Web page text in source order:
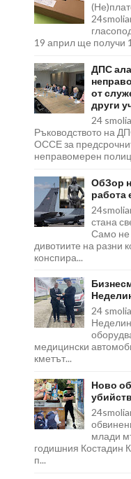
19 април ще получи
ДПС
от
други
24
Ръководството на
ОССЕ за
неправомерен
ОбЗор
работа
стана
Само не
дивотиите на разни
конспира...
24
медицински
кметът...
Ново
млади
годишния Костадин
п...